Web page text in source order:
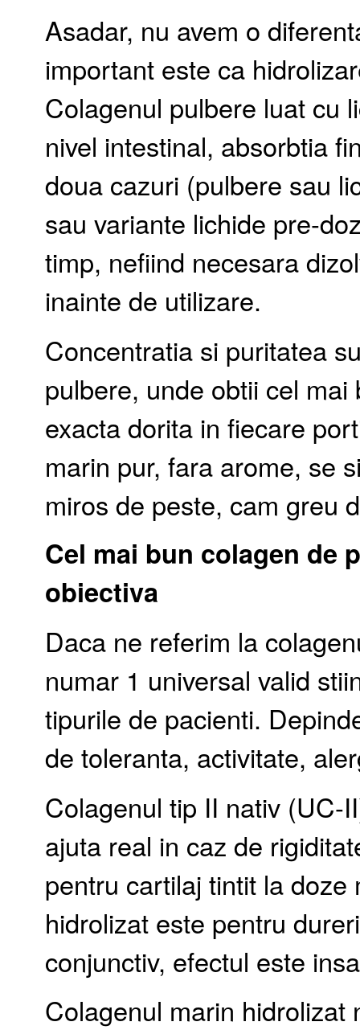
Asadar, nu avem o
important este ca
Colagenul pulbere luat cu
nivel intestinal, absorbtia
doua cazuri (pulbere sau
sau variante lichide pre-
timp, nefiind necesara
inainte de utilizare.
Concentratia si puritatea
pulbere, unde obtii cel
exacta dorita in fiecare
marin pur, fara arome, se
miros de peste, cam greu
Cel mai bun colagen de
obiectiva
Daca ne referim la
numar 1 universal valid
tipurile de pacienti.
de toleranta, activitate,
Colagenul tip II nativ (UC-
ajuta real in caz de
pentru cartilaj tintit la
hidrolizat este pentru
conjunctiv, efectul este
Colagenul marin hidrolizat